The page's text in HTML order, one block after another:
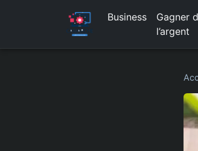
Business
Gagner
l’argent